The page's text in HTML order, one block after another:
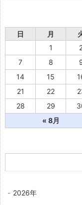
日
月
« 8月
1
7
8
14
15
21
22
28
29
2026年